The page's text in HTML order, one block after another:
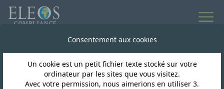
Argentine
Consentement aux cookies
Un cookie est un petit fichier texte stocké sur votre
ordinateur par les sites que vous visitez.
Avec votre permission, nous aimerions en utiliser 3.